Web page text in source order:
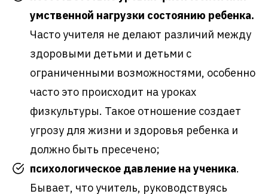
умственной нагрузки состоянию ребенка.
Часто учителя не делают различий между
здоровыми детьми и детьми с
ограниченными возможностями, особенно
часто это происходит на уроках
физкультуры. Такое отношение создает
угрозу для жизни и здоровья ребенка и
должно быть пресечено;
психологическое давление на ученика.
Бывает, что учитель, руководствуясь